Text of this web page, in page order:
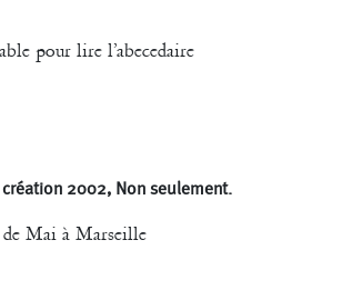
pour lire l’abecedaire
2002, Non seulement.
Mai à Marseille